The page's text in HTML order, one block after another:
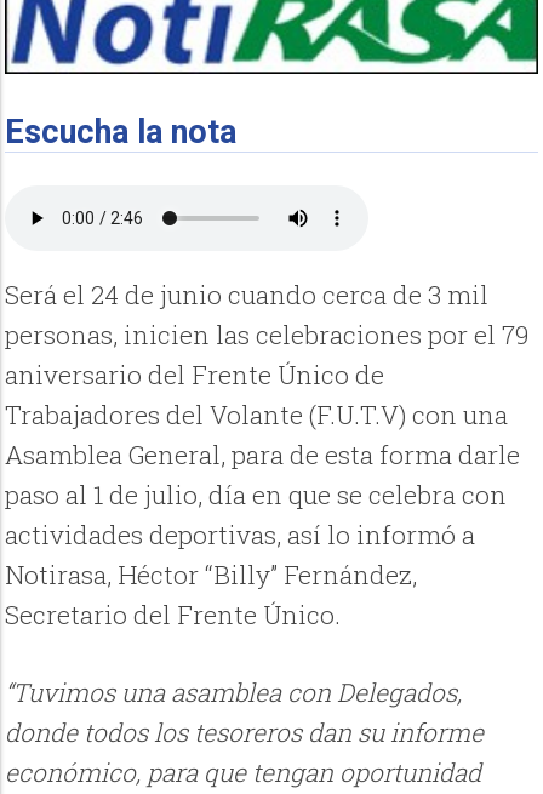
Escucha la nota
Será el 24 de junio cuando cerca de 3 mil
personas, inicien las celebraciones por el 79
aniversario del Frente Único de
Trabajadores del Volante (F.U.T.V) con una
Asamblea General, para de esta forma darle
paso al 1 de julio, día en que se celebra con
actividades deportivas, así lo informó a
Notirasa, Héctor “Billy” Fernández,
Secretario del Frente Único.
“Tuvimos una asamblea con Delegados,
donde todos los tesoreros dan su informe
económico, para que tengan oportunidad